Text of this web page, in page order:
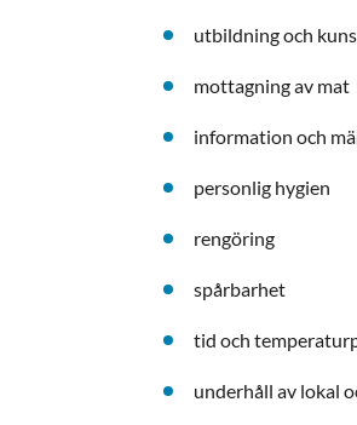
utbildning och
mottagning av mat
information och
personlig hygien
rengöring
spårbarhet
tid och
underhåll av lokal